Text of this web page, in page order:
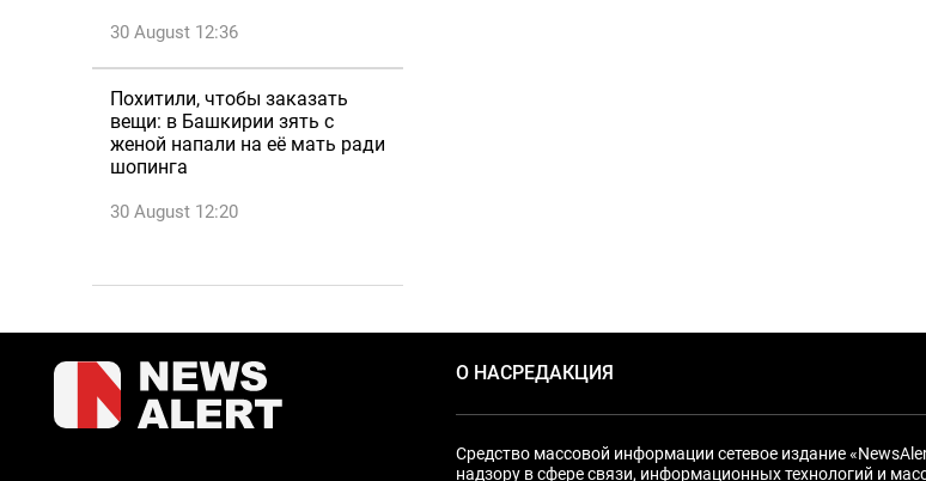
30 August 12:36
Похитили, чтобы заказать
вещи: в Башкирии зять с
женой напали на её мать ради
шопинга
30 August 12:20
О НАСРЕДАКЦИЯ
Средство массовой информации сетевое издание
надзору в сфере связи, информационных технологий и